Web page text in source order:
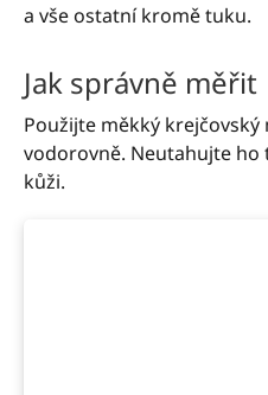
a vše ostatní kromě tuku.
Jak správně měřit
Použijte měkký
vodorovně. Neutahujte ho
kůži.